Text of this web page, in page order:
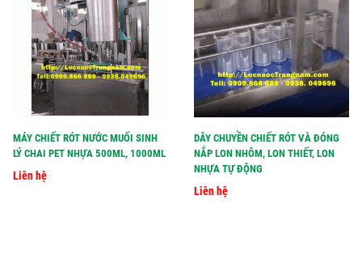
MÁY CHIẾT RÓT NƯỚC MUỐI SINH
LÝ CHAI PET NHỰA 500ML, 1000ML
Liên hệ
DÂY CHUYỀN CHIẾT RÓT VÀ ĐÓNG
NẮP LON NHÔM, LON THIẾT, LON
NHỰA TỰ ĐỘNG
Liên hệ